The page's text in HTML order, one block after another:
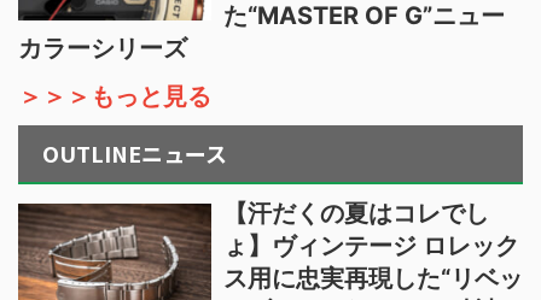
た“MASTER OF G”ニュー
カラーシリーズ
＞＞＞もっと見る
OUTLINEニュース
【汗だくの夏はコレでし
ょ】ヴィンテージ ロレック
ス用に忠実再現した“リベッ